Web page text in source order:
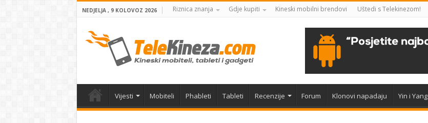
NEDJELJA , 9 KOLOVOZ 2026 Riznica znanja Gdje kupiti Kineski mobilni brendovi Uštedi s Telekinezom!
Vijesti Mobiteli Phableti Tableti Recenzije Forum Klonovi napadaju Yin i Yang